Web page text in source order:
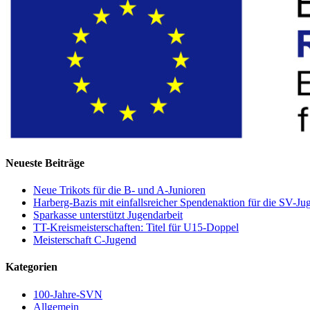
Neueste Beiträge
Neue Trikots für die B- und A-Junioren
Harberg-Bazis mit einfallsreicher Spendenaktion für die SV-
Sparkasse unterstützt Jugendarbeit
TT-Kreismeisterschaften: Titel für U15-Doppel
Meisterschaft C-Jugend
Kategorien
100-Jahre-SVN
Allgemein